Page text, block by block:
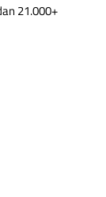
21.000+